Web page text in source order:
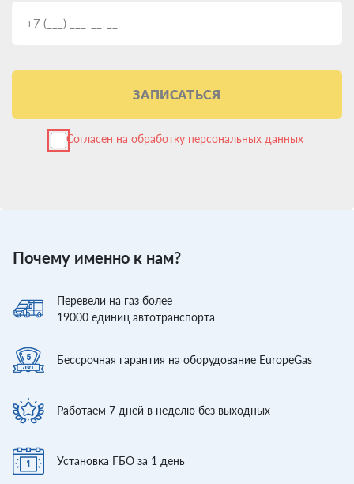
ЗАПИСАТЬСЯ
Согласен на обработку персональных данных
Почему именно к нам?
Перевели на газ более
19000 единиц автотранспорта
Бессрочная гарантия на оборудование EuropeGas
Работаем 7 дней в неделю без выходных
Установка ГБО за 1 день